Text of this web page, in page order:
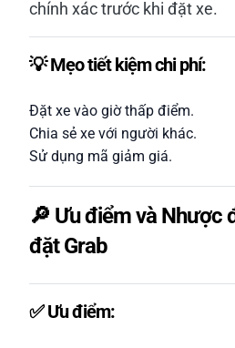
chính xác trước khi đặt xe.
💡 Mẹo tiết kiệm chi phí:
Đặt xe vào giờ thấp điểm.
Chia sẻ xe với người khác.
Sử dụng mã giảm giá.
🔎 Ưu điểm và Nhược
đặt Grab
✅ Ưu điểm: